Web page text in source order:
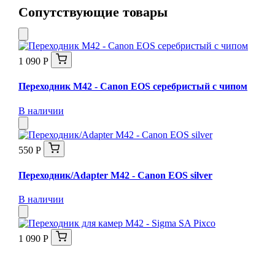
Сопутствующие товары
1 090 Р
Переходник M42 - Canon EOS серебристый с чипом
В наличии
550 Р
Переходник/Adapter M42 - Canon EOS silver
В наличии
1 090 Р